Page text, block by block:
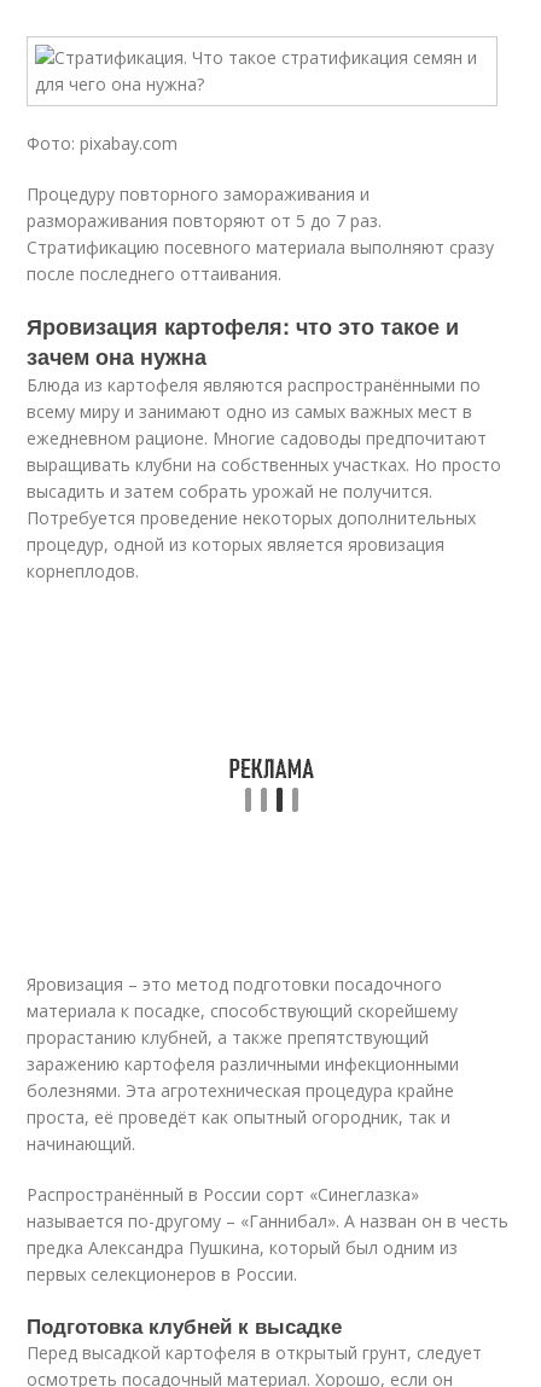
Фото: pixabay.com
Процедуру повторного замораживания и
размораживания повторяют от 5 до 7 раз.
Стратификацию посевного материала выполняют сразу
после последнего оттаивания.
Яровизация картофеля: что это такое и
зачем она нужна
Блюда из картофеля являются распространёнными по
всему миру и занимают одно из самых важных мест в
ежедневном рационе. Многие садоводы предпочитают
выращивать клубни на собственных участках. Но просто
высадить и затем собрать урожай не получится.
Потребуется проведение некоторых дополнительных
процедур, одной из которых является яровизация
корнеплодов.
Яровизация – это метод подготовки посадочного
материала к посадке, способствующий скорейшему
прорастанию клубней, а также препятствующий
заражению картофеля различными инфекционными
болезнями. Эта агротехническая процедура крайне
проста, её проведёт как опытный огородник, так и
начинающий.
Распространённый в России сорт «Синеглазка»
называется по-другому – «Ганнибал». А назван он в честь
предка Александра Пушкина, который был одним из
первых селекционеров в России.
Подготовка клубней к высадке
Перед высадкой картофеля в открытый грунт, следует
осмотреть посадочный материал. Хорошо, если он